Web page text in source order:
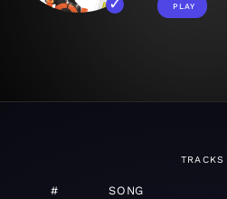
PLAY
TRACKS
# SONG